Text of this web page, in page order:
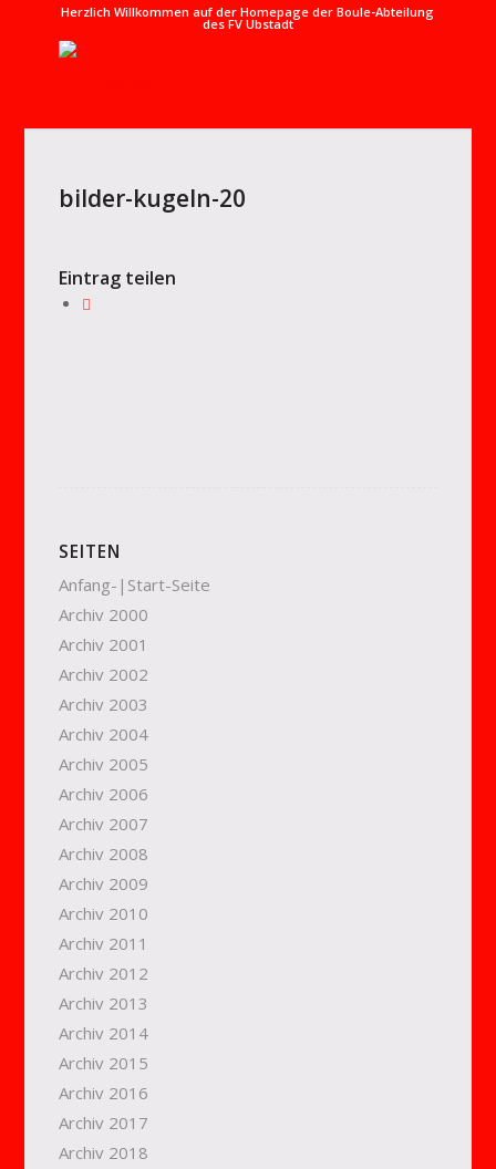
Herzlich Willkommen auf der Homepage der Boule-Abteilung
des FV Ubstadt
bilder-kugeln-20
Eintrag teilen
SEITEN
Anfang-|Start-Seite
Archiv 2000
Archiv 2001
Archiv 2002
Archiv 2003
Archiv 2004
Archiv 2005
Archiv 2006
Archiv 2007
Archiv 2008
Archiv 2009
Archiv 2010
Archiv 2011
Archiv 2012
Archiv 2013
Archiv 2014
Archiv 2015
Archiv 2016
Archiv 2017
Archiv 2018